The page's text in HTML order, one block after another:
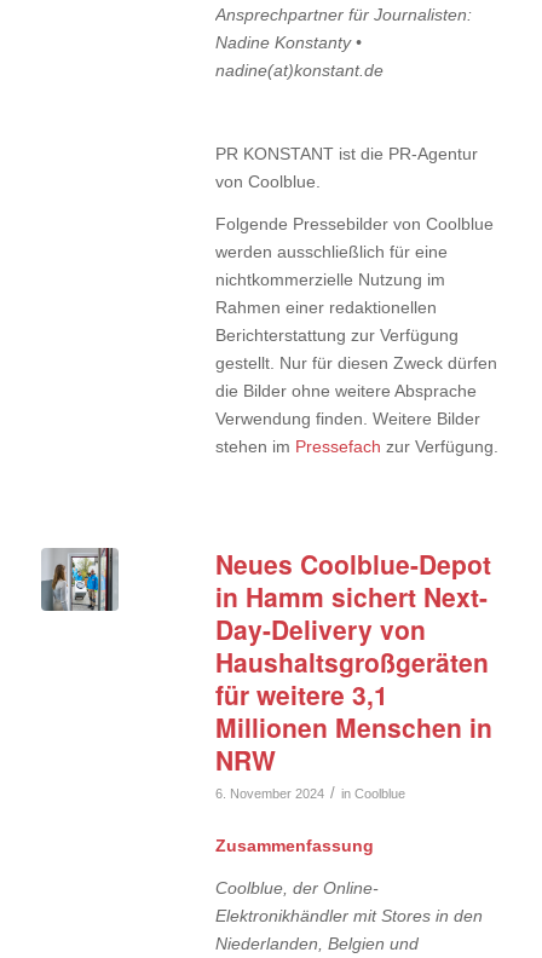
Ansprechpartner für Journalisten:
Nadine Konstanty •
nadine(at)konstant.de
PR KONSTANT ist die PR-Agentur
von Coolblue.
Folgende Pressebilder von Coolblue
werden ausschließlich für eine
nichtkommerzielle Nutzung im
Rahmen einer redaktionellen
Berichterstattung zur Verfügung
gestellt. Nur für diesen Zweck dürfen
die Bilder ohne weitere Absprache
Verwendung finden. Weitere Bilder
stehen im Pressefach zur Verfügung.
Neues Coolblue-Depot
in Hamm sichert Next-
Day-Delivery von
Haushaltsgroßgeräten
für weitere 3,1
Millionen Menschen in
NRW
6. November 2024 / in Coolblue
Zusammenfassung
Coolblue, der Online-
Elektronikhändler mit Stores in den
Niederlanden, Belgien und